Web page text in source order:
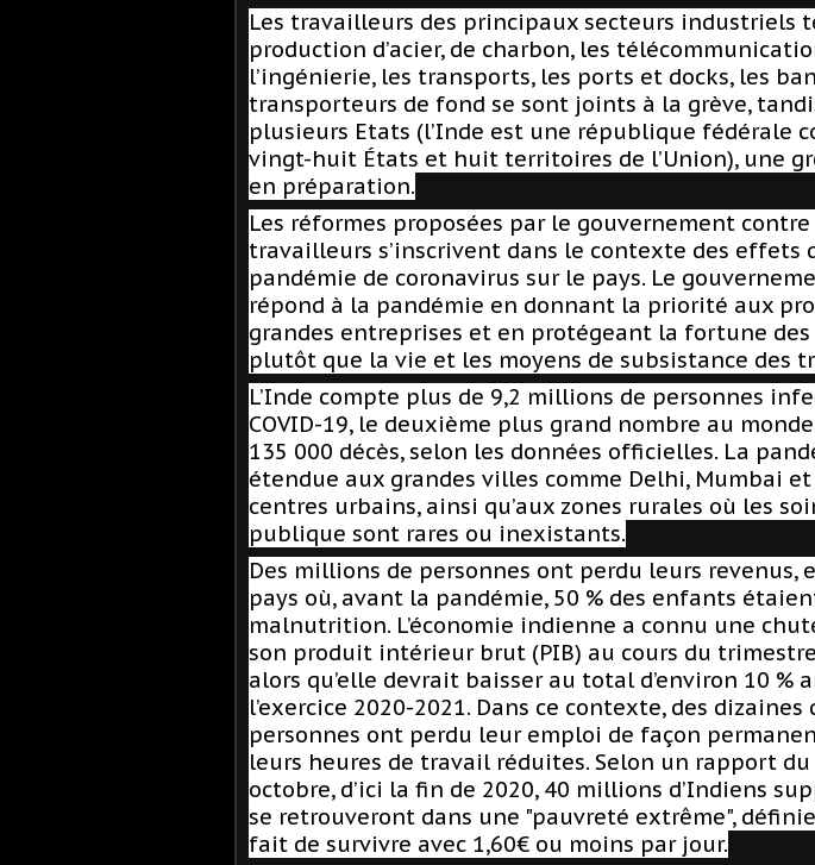
Les travailleurs des principaux secteurs industriels
production d’acier, de charbon, les
l’ingénierie, les transports, les ports et docks, les
transporteurs de fond se sont joints à la grève,
plusieurs Etats (l’Inde est une république fédérale
vingt-huit États et huit territoires de l’Union), une
en préparation.
Les réformes proposées par le gouvernement
travailleurs s’inscrivent dans le contexte des effets
pandémie de coronavirus sur le pays. Le
répond à la pandémie en donnant la priorité aux
grandes entreprises et en protégeant la fortune
plutôt que la vie et les moyens de subsistance des
L’Inde compte plus de 9,2 millions de personnes
COVID-19, le deuxième plus grand nombre au
135 000 décès, selon les données officielles. La
étendue aux grandes villes comme Delhi, Mumbai et
centres urbains, ainsi qu’aux zones rurales où les
publique sont rares ou inexistants.
Des millions de personnes ont perdu leurs revenus,
pays où, avant la pandémie, 50 % des enfants
malnutrition. L’économie indienne a connu une
son produit intérieur brut (PIB) au cours du
alors qu’elle devrait baisser au total d’environ 10 %
l’exercice 2020-2021. Dans ce contexte, des
personnes ont perdu leur emploi de façon
leurs heures de travail réduites. Selon un rapport
octobre, d’ici la fin de 2020, 40 millions d’Indiens
se retrouveront dans une "pauvreté extrême",
fait de survivre avec 1,60€ ou moins par jour.